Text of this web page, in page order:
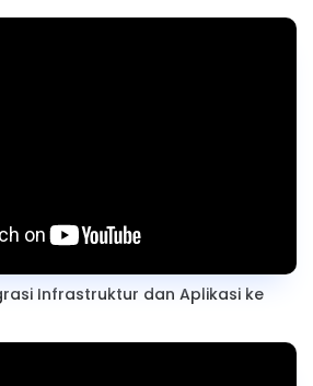
Infrastruktur dan Aplikasi ke